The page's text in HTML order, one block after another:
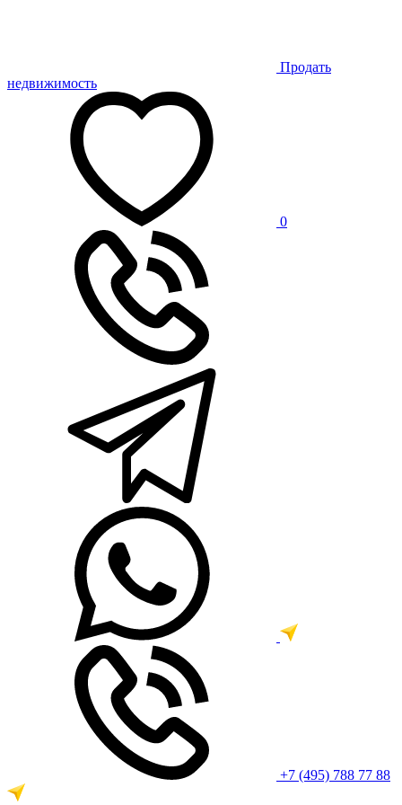
Продать
недвижимость
0
+7 (495) 788 77 88